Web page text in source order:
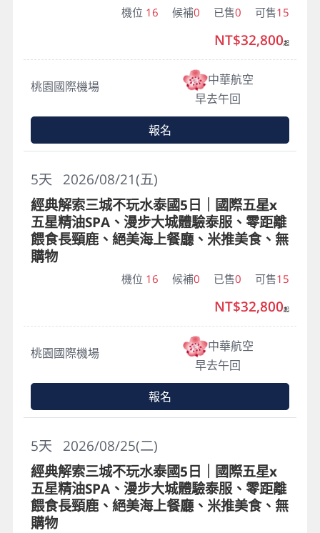
機位 16 候補0 已售0 可售15
桃園國際機場
中華航空
早去午回
NT$32,800起
報名
2026/08/21(五)
5天
經典解索三城不玩水泰國5日｜國際五星x
五星精油SPA、漫步大城體驗泰服、零距離
餵食長頸鹿、絕美海上餐廳、米推美食、無
購物
機位 16 候補0 已售0 可售15
桃園國際機場
中華航空
早去午回
NT$32,800起
報名
2026/08/25(二)
5天
經典解索三城不玩水泰國5日｜國際五星x
五星精油SPA、漫步大城體驗泰服、零距離
餵食長頸鹿、絕美海上餐廳、米推美食、無
購物